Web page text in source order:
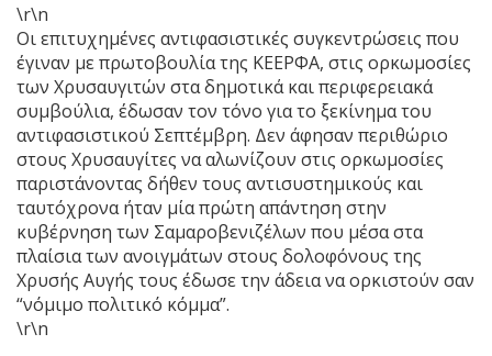
\r\n
Οι επιτυχημένες αντιφασιστικές συγκεντρώσεις που
έγιναν με πρωτοβουλία της ΚΕΕΡΦΑ, στις ορκωμοσίες
των Χρυσαυγιτών στα δημοτικά και περιφερειακά
συμβούλια, έδωσαν τον τόνο για το ξεκίνημα του
αντιφασιστικού Σεπτέμβρη. Δεν άφησαν περιθώριο
στους Χρυσαυγίτες να αλωνίζουν στις ορκωμοσίες
παριστάνοντας δήθεν τους αντισυστημικούς και
ταυτόχρονα ήταν μία πρώτη απάντηση στην
κυβέρνηση των Σαμαροβενιζέλων που μέσα στα
πλαίσια των ανοιγμάτων στους δολοφόνους της
Χρυσής Αυγής τους έδωσε την άδεια να ορκιστούν σαν
“νόμιμο πολιτικό κόμμα”.
\r\n